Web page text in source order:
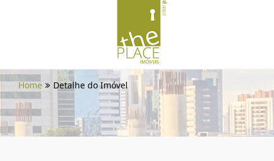
Home Detalhe do Imóvel